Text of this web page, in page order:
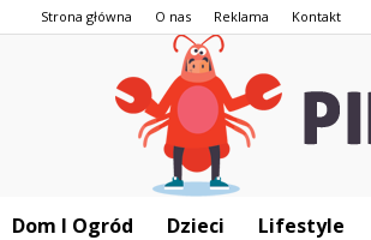
Strona główna O nas Reklama Kontakt
Dom I Ogród Dzieci Lifestyle